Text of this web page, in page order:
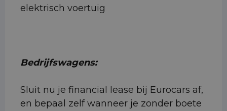
elektrisch voertuig
Bedrijfswagens:
Sluit nu je financial lease bij Eurocars af,
en bepaal zelf wanneer je zonder boete